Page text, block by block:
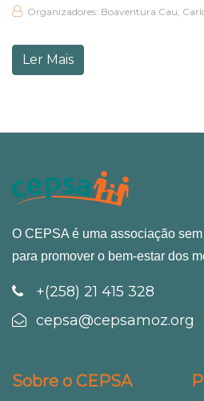
Organizadores: Boaventura Cau,
Ler Mais
O CEPSA é uma associação
para promover o bem-estar dos
+(258) 21 415 328
cepsa@cepsamoz.org
Sobre o CEPSA